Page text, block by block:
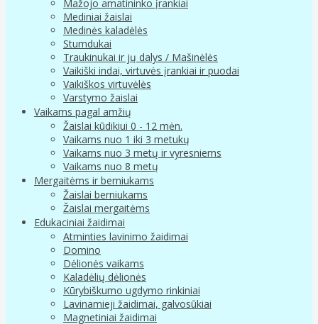
Mažojo amatininko įrankiai
Mediniai žaislai
Medinės kaladėlės
Stumdukai
Traukinukai ir jų dalys / Mašinėlės
Vaikiški indai, virtuvės įrankiai ir puodai
Vaikiškos virtuvėlės
Varstymo žaislai
Vaikams pagal amžių
Žaislai kūdikiui 0 - 12 mėn.
Vaikams nuo 1 iki 3 metukų
Vaikams nuo 3 metų ir vyresniems
Vaikams nuo 8 metų
Mergaitėms ir berniukams
Žaislai berniukams
Žaislai mergaitėms
Edukaciniai žaidimai
Atminties lavinimo žaidimai
Domino
Dėlionės vaikams
Kaladėlių dėlionės
Kūrybiškumo ugdymo rinkiniai
Lavinamieji žaidimai, galvosūkiai
Magnetiniai žaidimai